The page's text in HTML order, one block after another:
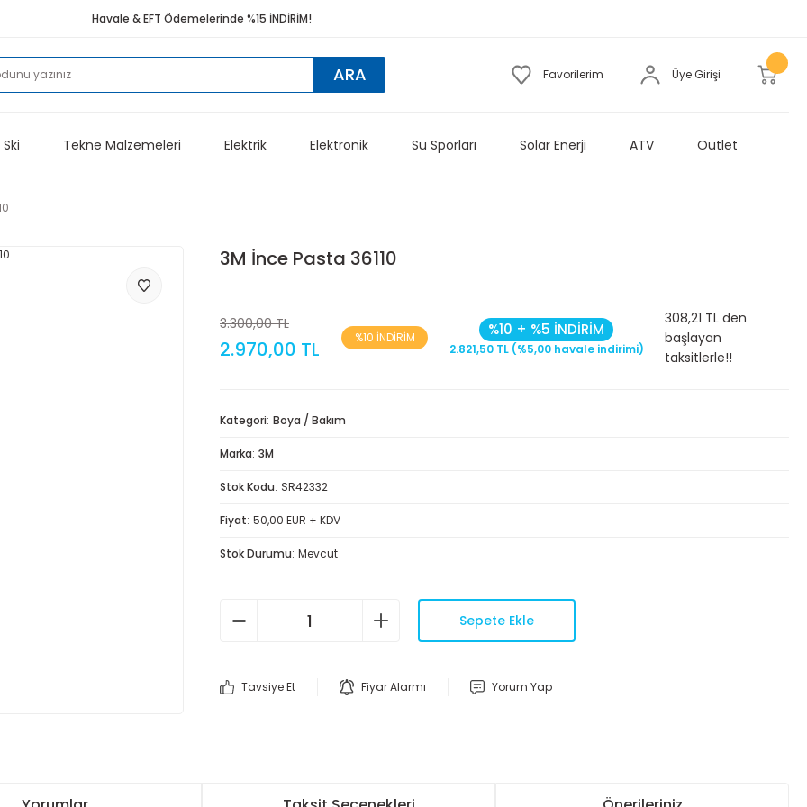
Havale & EFT Ödemelerinde %15 İNDİRİM!
ARA Favorilerim Üye Girişi
Tekne Malzemeleri Elektrik Elektronik Su Sporları Solar Enerji ATV Outlet
3M İnce Pasta 36110
3.300,00 TL
2.970,00 TL %10 İNDİRİM %10 + %5 İNDİRİM
2.821,50 TL (%5,00 havale indirimi)
308,21 TL den
başlayan
taksitlerle!!
Kategori Boya / Bakım
Marka 3M
Stok Kodu SR42332
Fiyat 50,00 EUR + KDV
Stok Durumu Mevcut
Sepete Ekle
Tavsiye Et Fiyar Alarmı Yorum Yap